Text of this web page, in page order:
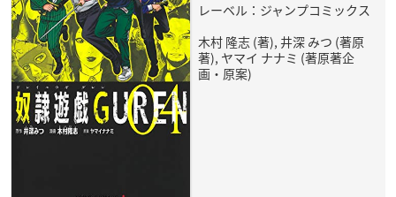
レーベル：ジャンプコミックス
木村 隆志 (著), 井深 みつ (著原
著), ヤマイ ナナミ (著原著企
画・原案)